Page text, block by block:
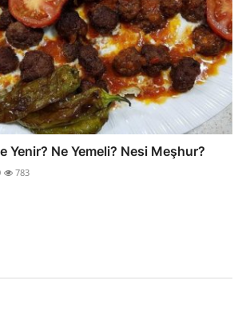
Yenir? Ne Yemeli? Nesi Meşhur?
783